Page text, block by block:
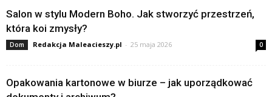
Salon w stylu Modern Boho. Jak stworzyć przestrzeń,
która koi zmysły?
Dom Redakcja Maleacieszy.pl - 25 maja 2026 0
Opakowania kartonowe w biurze – jak uporządkować